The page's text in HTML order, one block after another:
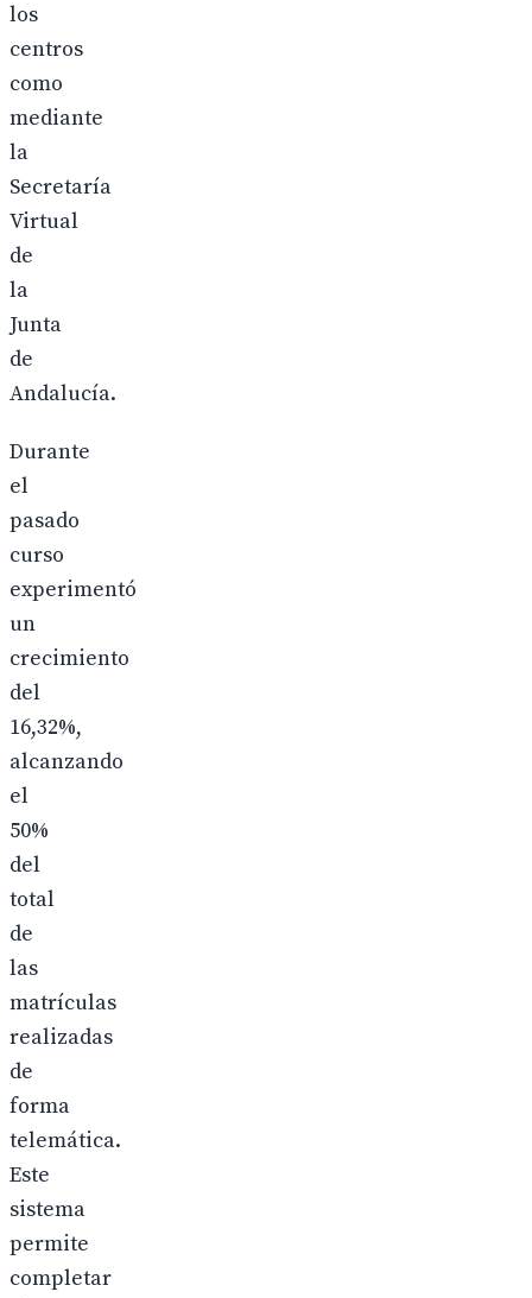
los
centros
como
mediante
la
Secretaría
Virtual
de
la
Junta
de
Andalucía.
Durante
el
pasado
curso
experimentó
un
crecimiento
del
16,32%,
alcanzando
el
50%
del
total
de
las
matrículas
realizadas
de
forma
telemática.
Este
sistema
permite
completar